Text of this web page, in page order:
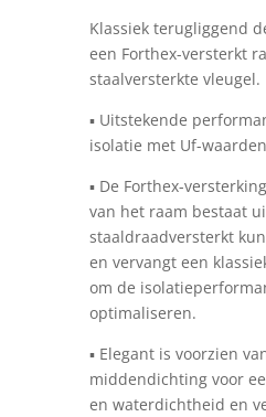
Klassiek terugliggend
een Forthex-versterkt
staalversterkte vleugel.
▪ Uitstekende
isolatie met Uf-
▪ De Forthex-
van het raam bestaat
staaldraadversterkt
en vervangt een
om de
optimaliseren.
▪ Elegant is voorzien
middendichting voor
en waterdichtheid en